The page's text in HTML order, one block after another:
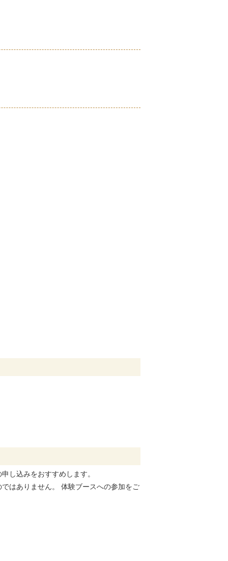
し込みをおすすめします。
はありません。 体験ブースへの参加をご